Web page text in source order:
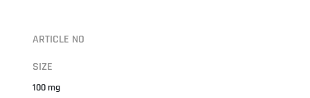
ARTICLE NO
SIZE
100 mg